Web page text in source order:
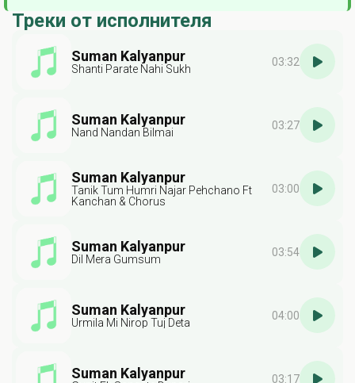
Треки от исполнителя
Suman Kalyanpur
Shanti Parate Nahi Sukh
03:32
Suman Kalyanpur
Nand Nandan Bilmai
03:27
Suman Kalyanpur
Tanik Tum Humri Najar Pehchano Ft
Kanchan & Chorus
03:00
Suman Kalyanpur
Dil Mera Gumsum
03:54
Suman Kalyanpur
Urmila Mi Nirop Tuj Deta
04:00
Suman Kalyanpur 03:17